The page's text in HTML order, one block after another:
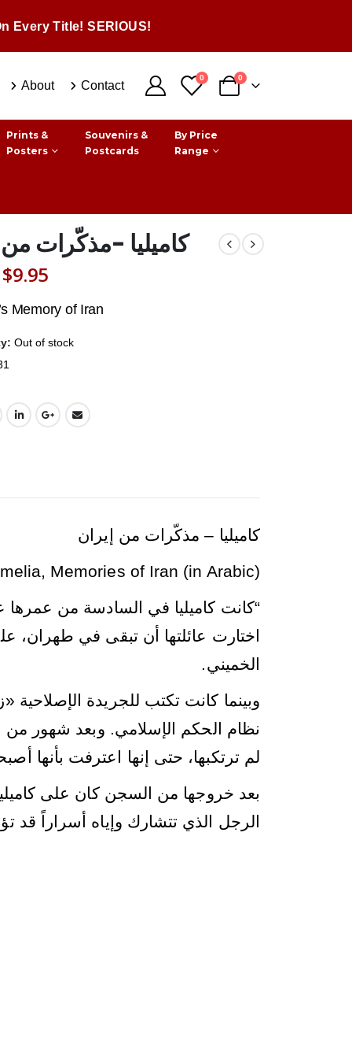
Every Title! SERIOUS!
About Contact
0 0
Prints &
Posters
Souvenirs &
Postcards
By Price
Range
كاميليا -مذكّرات من
Original
price
was:
$29.95.
$9.95Current
price
is:
Memory of Iran
Out of stock
كاميليا – مذكّرات من إيران
Memories of Iran (in Arabic)
“
اختارت عائلتها أن تبقى في طهران،
الخميني.
وبينما كانت تكتب للجريدة
نظام الحكم الإسلامي. وبعد شهور من
لم ترتكبها، حتى إنها اعترفت بأنها
بعد خروجها من السجن كان على
الرجل الذي تتشارك وإياه أسراراً قد